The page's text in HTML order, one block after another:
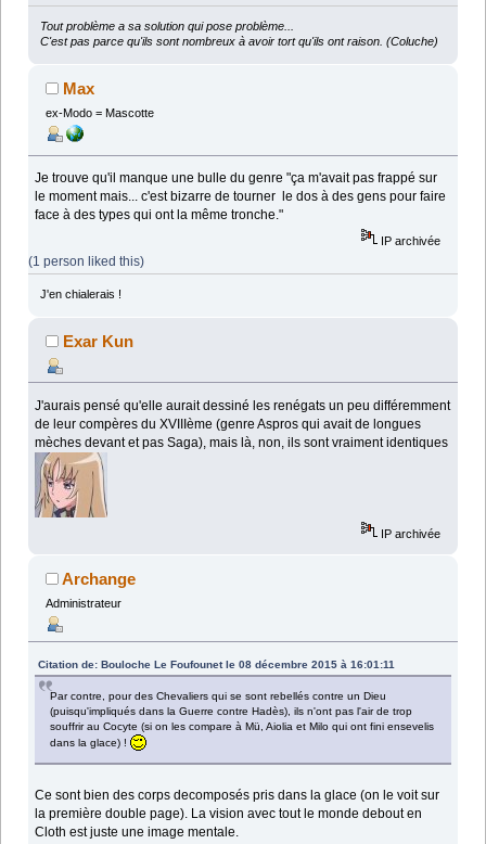
Tout problème a sa solution qui pose problème...
C'est pas parce qu'ils sont nombreux à avoir tort qu'ils ont raison. (Coluche)
Max
ex-Modo = Mascotte
Je trouve qu'il manque une bulle du genre "ça m'avait pas frappé sur
le moment mais... c'est bizarre de tourner le dos à des gens pour faire
face à des types qui ont la même tronche."
IP archivée
(1 person liked this)
J'en chialerais !
Exar Kun
J'aurais pensé qu'elle aurait dessiné les renégats un peu différemment
de leur compères du XVIIIème (genre Aspros qui avait de longues
mèches devant et pas Saga), mais là, non, ils sont vraiment identiques
IP archivée
Archange
Administrateur
Citation de: Bouloche Le Foufounet le 08 décembre 2015 à 16:01:11
Par contre, pour des Chevaliers qui se sont rebellés contre un Dieu
(puisqu'impliqués dans la Guerre contre Hadès), ils n'ont pas l'air de trop
souffrir au Cocyte (si on les compare à Mü, Aiolia et Milo qui ont fini ensevelis
dans la glace) !
Ce sont bien des corps decomposés pris dans la glace (on le voit sur
la première double page). La vision avec tout le monde debout en
Cloth est juste une image mentale.